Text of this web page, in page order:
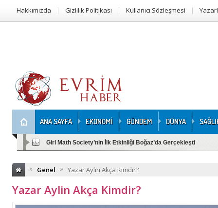
Hakkımızda Gizlilik Politikası Kullanıcı Sözleşmesi
ANA SAYFA EKONOMİ GÜNDEM DÜNYA
Girl Math Society’nin İlk Etkinliği Boğaz’da Gerçekleşti
» Genel » Yazar Aylin Akça Kimdir?
Yazar Aylin Akça Kimdir?